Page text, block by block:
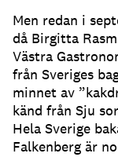
Men redan i
då Birgitta
Västra
från Sveriges
minnet av
känd från Sju
Hela Sverige
Falkenberg är